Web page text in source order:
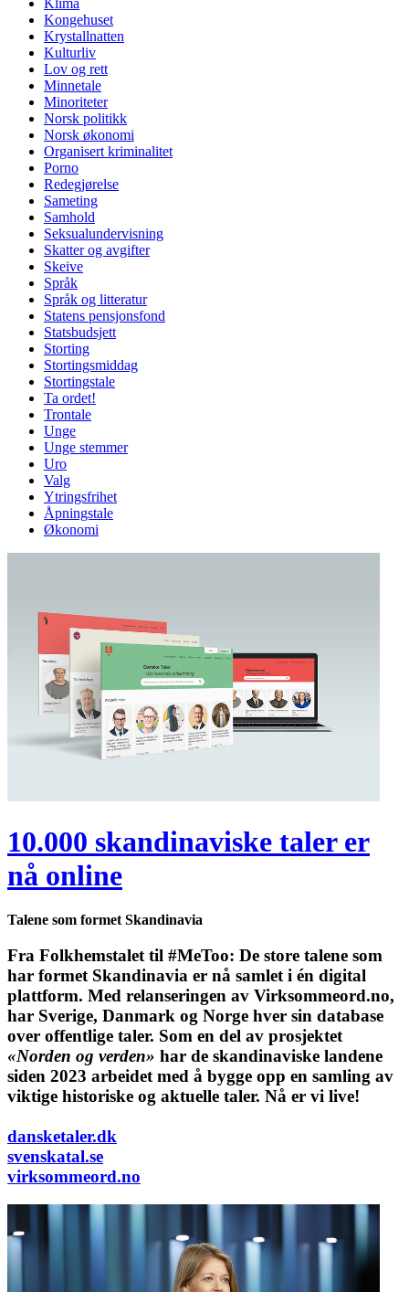
Klima
Kongehuset
Krystallnatten
Kulturliv
Lov og rett
Minnetale
Minoriteter
Norsk politikk
Norsk økonomi
Organisert kriminalitet
Porno
Redegjørelse
Sameting
Samhold
Seksualundervisning
Skatter og avgifter
Skeive
Språk
Språk og litteratur
Statens pensjonsfond
Statsbudsjett
Storting
Stortingsmiddag
Stortingstale
Ta ordet!
Trontale
Unge
Unge stemmer
Uro
Valg
Ytringsfrihet
Åpningstale
Økonomi
10.000 skandinaviske taler er
nå online
Talene som formet Skandinavia
Fra Folkhemstalet til #MeToo: De store talene som
har formet Skandinavia er nå samlet i én digital
plattform. Med relanseringen av Virksommeord.no,
har Sverige, Danmark og Norge hver sin database
over offentlige taler. Som en del av prosjektet
«Norden og verden» har de skandinaviske landene
siden 2023 arbeidet med å bygge opp en samling av
viktige historiske og aktuelle taler. Nå er vi live!
dansketaler.dk
svenskatal.se
virksommeord.no